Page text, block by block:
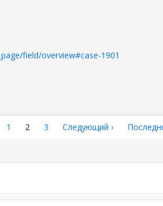
field/overview#case-1901
Страница
1
Текущая
2 Страница
3
Следующая
Следующий ›